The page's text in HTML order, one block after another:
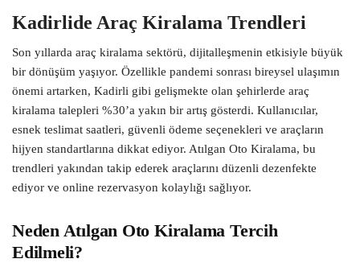
Kadirlide Araç Kiralama Trendleri
Son yıllarda araç kiralama sektörü, dijitalleşmenin etkisiyle büyük
bir dönüşüm yaşıyor. Özellikle pandemi sonrası bireysel ulaşımın
önemi artarken, Kadirli gibi gelişmekte olan şehirlerde araç
kiralama talepleri %30’a yakın bir artış gösterdi. Kullanıcılar,
esnek teslimat saatleri, güvenli ödeme seçenekleri ve araçların
hijyen standartlarına dikkat ediyor. Atılgan Oto Kiralama, bu
trendleri yakından takip ederek araçlarını düzenli dezenfekte
ediyor ve online rezervasyon kolaylığı sağlıyor.
Neden Atılgan Oto Kiralama Tercih
Edilmeli?